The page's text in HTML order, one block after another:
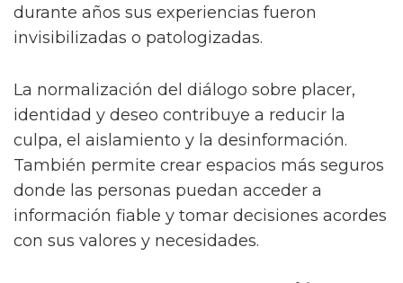
durante años sus experiencias fueron
invisibilizadas o patologizadas.
La normalización del diálogo sobre placer,
identidad y deseo contribuye a reducir la
culpa, el aislamiento y la desinformación.
También permite crear espacios más seguros
donde las personas puedan acceder a
información fiable y tomar decisiones acordes
con sus valores y necesidades.